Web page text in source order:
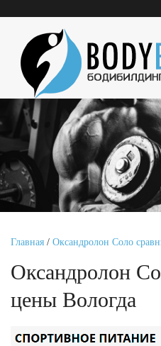
Главная / Оксандролон Соло
Оксандролон
цены Вологда